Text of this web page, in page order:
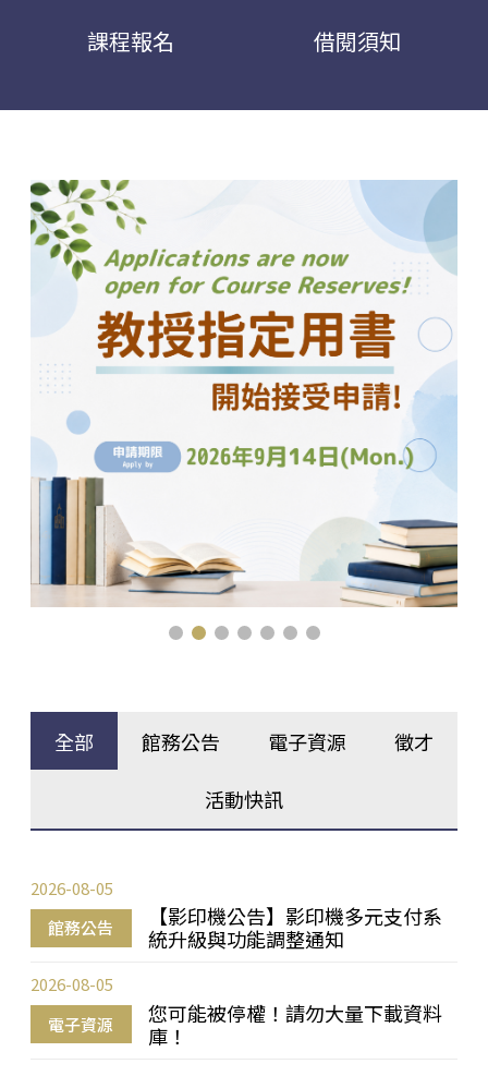
課程報名 借閱須知
全部 館務公告 電子資源 徵才
活動快訊
館務公告
【影印機公告】影印機多元支付系
統升級與功能調整通知
2026-08-05
電子資源
您可能被停權！請勿大量下載資料
庫！
2026-08-05